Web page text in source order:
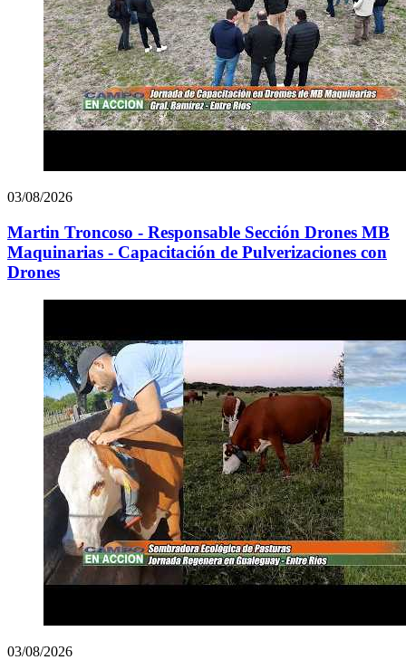
03/08/2026
Martin Troncoso - Responsable Sección Drones MB
Maquinarias - Capacitación de Pulverizaciones con
Drones
03/08/2026